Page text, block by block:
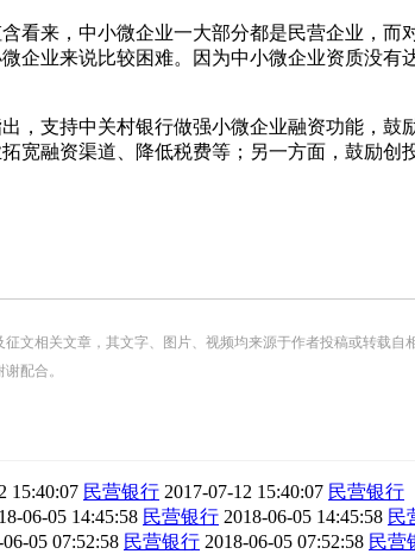
来，中小微企业一大部分都是民营企业，而
企业来说比较困难。因为中小微企业资质没
支持中关村银行做强小微企业融资功能，鼓
宽融资渠道、降低税费等；另一方面，鼓励
文相关文章，其文字、图片、视频均来源于作者投稿或转载自
配合。
15:40:07 民营银行 2017-07-12 15:40:07 民营银行
06-05 14:45:58 民营银行 2018-06-05 14:45:58 民
06-05 07:52:58 民营银行 2018-06-05 07:52:58 民营